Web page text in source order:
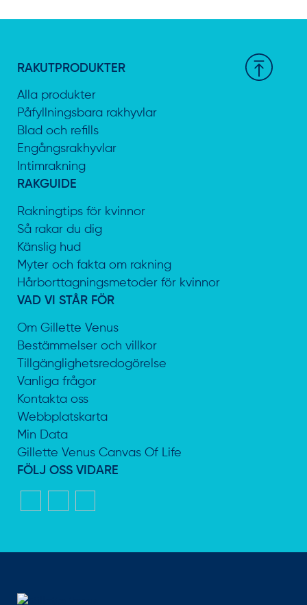
RAKUTPRODUKTER
Alla produkter
Påfyllningsbara rakhyvlar
Blad och refills
Engångsrakhyvlar
Intimrakning
RAKGUIDE
Rakningtips för kvinnor
Så rakar du dig
Känslig hud
Myter och fakta om rakning
Hårborttagningsmetoder för kvinnor
VAD VI STÅR FÖR
Om Gillette Venus
Bestämmelser och villkor
Tillgänglighetsredogörelse
Vanliga frågor
Kontakta oss
Webbplatskarta
Min Data
Gillette Venus Canvas Of Life
FÖLJ OSS VIDARE